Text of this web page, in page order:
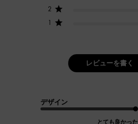
2
1
レビューを書く
デザイン
とても良かった